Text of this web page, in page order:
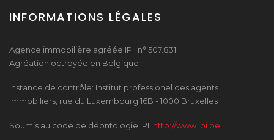
INFORMATIONS LÉGALES
Agence immobilière agréée IPI: n° 507.831
Agréation octroyée en Belgique
Instance de contrôle: Institut professionel des agents
immobiliers, rue du Luxembourg 16B - 1000 Bruxelles
Soumis au code de déontologie IPI: http://www.ipi.be